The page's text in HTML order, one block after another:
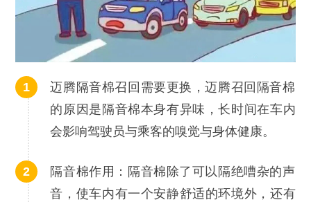
迈腾隔音棉召回需要更换，迈腾召回隔音棉
的原因是隔音棉本身有异味，长时间在车内
会影响驾驶员与乘客的嗅觉与身体健康。
隔音棉作用：隔音棉除了可以隔绝嘈杂的声
音，使车内有一个安静舒适的环境外，还有